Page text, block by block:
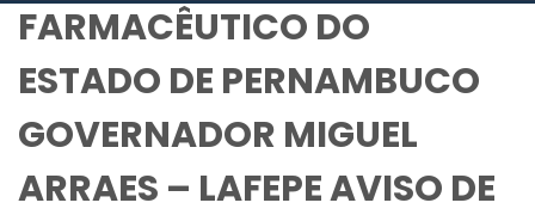
FARMACÊUTICO DO
ESTADO DE PERNAMBUCO
GOVERNADOR MIGUEL
ARRAES – LAFEPE AVISO DE